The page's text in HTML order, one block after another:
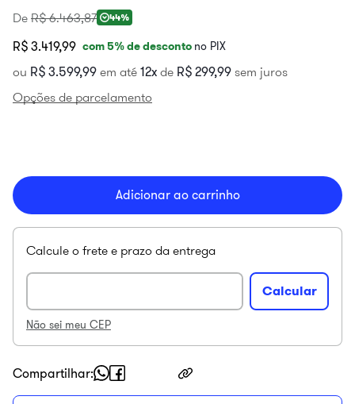
De R$ 6.463,87 44%
R$ 3.419,99 com5% de desconto no PIX
ou R$ 3.599,99 em até 12 de R$ 299,99 sem juros
Opções de parcelamento
Adicionar ao carrinho
Não sei meu CEP
Compartilhar